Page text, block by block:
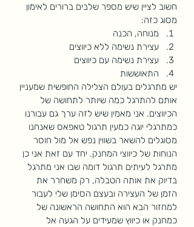
חשוב לציין שיש מספר שלבים ברורים לאימון
מסוג כזה:
מנוחה, הכנה
עצירת נשימה ללא כיווצים
עצירת נשימה עם כיווצים
התאוששות
יש מתרגלים בעולם הצלילה החופשית שמעניין
אותם להתרגל כמה שיותר לתחושה של
הכיווצים. אני מאמין שיש לזה ערך גם עבורנו
כמתרגלי יוגה כמעין תרגול טאפאס שאנחנו
מסוגלים להשאר בשווין נפש אל מול חוסר
הנוחות של כיווצי המחנק. יחד עם זאת אני כן
מתרגל לעיתים תרגול דומה שבו אני מתרגל
בדיוק את אותה הטבלה, רק משחרר את
הזמן של העצירה ובעצם הסימן שלי לעבור
למחזור הבא הוא התחושה הראשונה של
כמחנק או כיווץ שמעידים על הגעה אל